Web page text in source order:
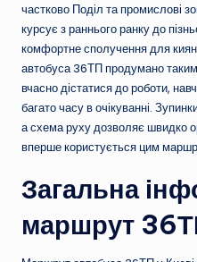
частково Поділ та промислові
курсує з раннього ранку до
комфортне сполучення для
автобуса 36ТП продумано
вчасно дістатися до роботи,
багато часу в очікуванні.
а схема руху дозволяє швидко
вперше користується цим
Загальна
маршрут